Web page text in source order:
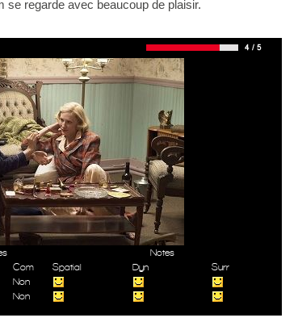
se regarde avec beaucoup de plaisir.
Notes
Com Spatial Dyn
Surr
Non
Non